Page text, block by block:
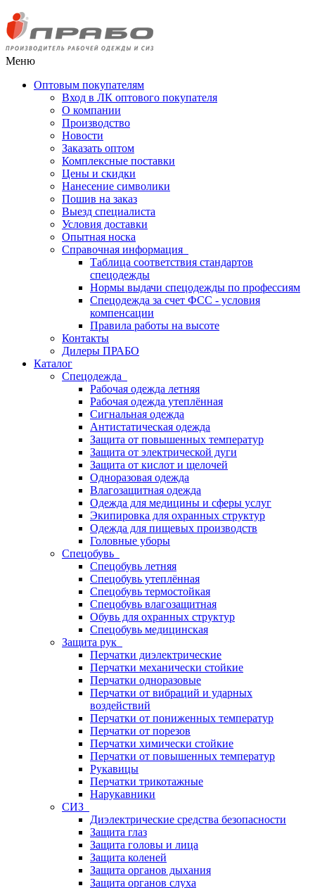
Меню
Оптовым покупателям
Вход в ЛК оптового покупателя
О компании
Производство
Новости
Заказать оптом
Комплексные поставки
Цены и скидки
Нанесение символики
Пошив на заказ
Выезд специалиста
Условия доставки
Опытная носка
Справочная информация
Таблица соответствия стандартов
спецодежды
Нормы выдачи спецодежды по профессиям
Спецодежда за счет ФСС - условия
компенсации
Правила работы на высоте
Контакты
Дилеры ПРАБО
Каталог
Спецодежда
Рабочая одежда летняя
Рабочая одежда утеплённая
Сигнальная одежда
Антистатическая одежда
Защита от повышенных температур
Защита от электрической дуги
Защита от кислот и щелочей
Одноразовая одежда
Влагозащитная одежда
Одежда для медицины и сферы услуг
Экипировка для охранных структур
Одежда для пищевых производств
Головные уборы
Спецобувь
Спецобувь летняя
Спецобувь утеплённая
Спецобувь термостойкая
Спецобувь влагозащитная
Обувь для охранных структур
Спецобувь медицинская
Защита рук
Перчатки диэлектрические
Перчатки механически стойкие
Перчатки одноразовые
Перчатки от вибраций и ударных
воздействий
Перчатки от пониженных температур
Перчатки от порезов
Перчатки химически стойкие
Перчатки от повышенных температур
Рукавицы
Перчатки трикотажные
Нарукавники
СИЗ
Диэлектрические средства безопасности
Защита глаз
Защита головы и лица
Защита коленей
Защита органов дыхания
Защита органов слуха